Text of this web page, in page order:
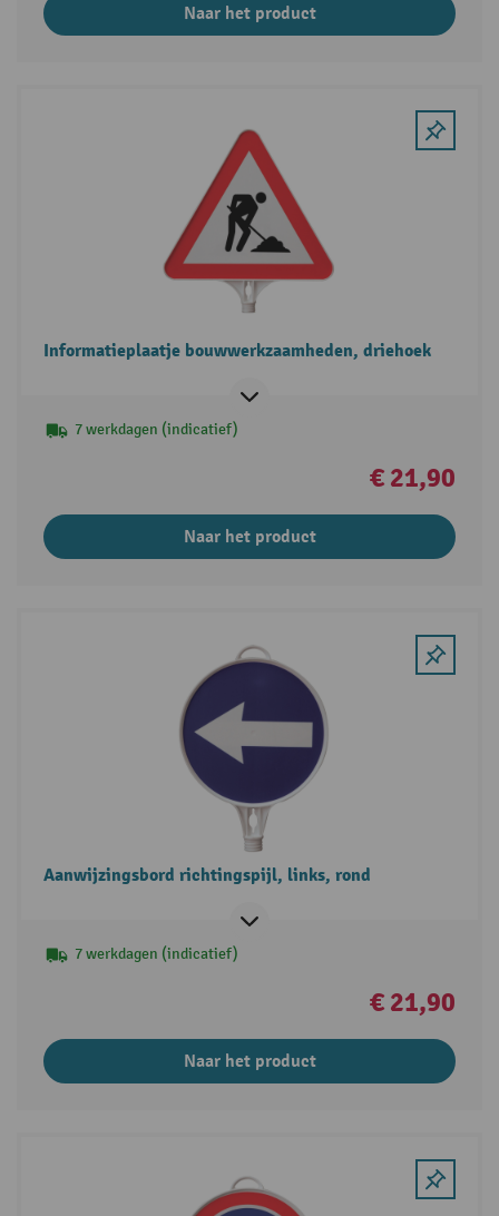
Naar het product
Informatieplaatje bouwwerkzaamheden, driehoek
7 werkdagen (indicatief)
€ 21,90
Naar het product
Aanwijzingsbord richtingspijl, links, rond
7 werkdagen (indicatief)
€ 21,90
Naar het product